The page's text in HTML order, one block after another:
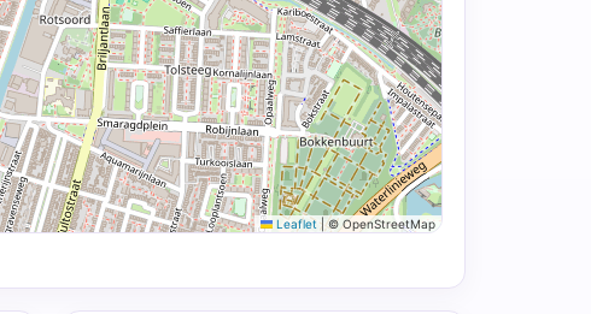
Leaflet |© OpenStreetMap